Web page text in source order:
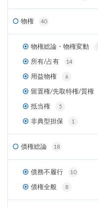
物権 40
物権総論・物権変動
所有/占有 14
用益物権 6
留置権/先取特権/質権
抵当権 5
非典型担保 1
債権総論 18
債務不履行 10
債権全般 8